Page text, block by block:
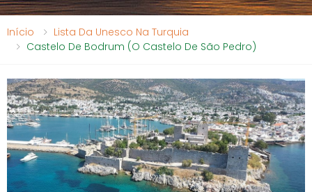
Início
Lista Da Unesco Na Turquia
Castelo De Bodrum (O Castelo De São Pedro)